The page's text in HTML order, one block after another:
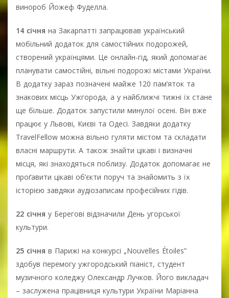
винороб Йожеф Фуделла.
14 січня на Закарпатті запрацював український
мобільний додаток для самостійних подорожей,
створений українцями. Це онлайн-гід, який допомагає
планувати самостійні, вільні подорожі містами України.
В додатку зараз позначені майже 120 пам’яток та
знакових місць Ужгорода, а у найближчі тижні їх стане
ще більше. Додаток запустили минулої осені. Він вже
працює у Львові, Києві та Одесі. Завдяки додатку
TravelFellow можна вільно гуляти містом та складати
власні маршрути. А також знайти цікаві і визначні
місця, які знаходяться поблизу. Додаток допомагає не
проґавити цікаві об’єкти поруч та знайомить з їх
історією завдяки аудіозаписам професійних гідів.
22 січня у Берегові відзначили День угорської
культури.
25 січня в Парижі на конкурсі „Nouvelles Étoiles”
здобув перемогу ужгородський піаніст, студент
музичного коледжу Олександр Лучков. Його викладач
– заслужена працівниця культури України Маріанна